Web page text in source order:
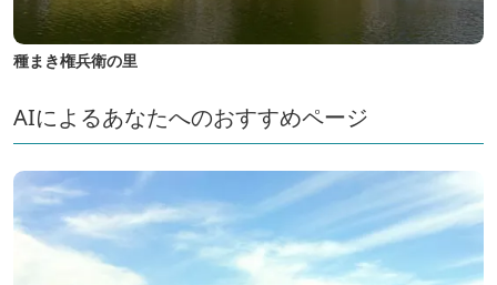
種まき権兵衛の里
AIによるあなたへのおすすめページ